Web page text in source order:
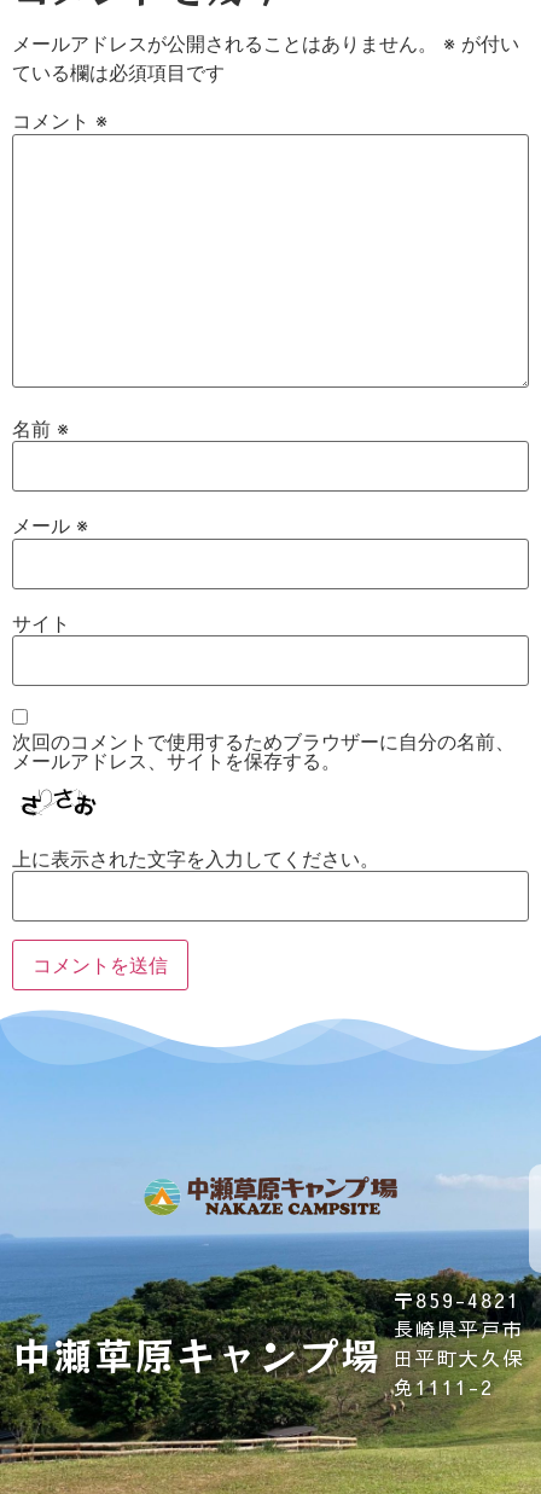
メールアドレスが公開されることはありません。 ※ が付い
ている欄は必須項目です
コメント ※
名前 ※
メール ※
サイト
次回のコメントで使用するためブラウザーに自分の名前、
メールアドレス、サイトを保存する。
上に表示された文字を入力してください。
ム
利
規
会
概
ン
ポ
リ
シ
ー
イ
バ
ー
リ
シ
ー
中瀬草原キャンプ場
〒859-4821
長崎県平戸市
田平町大久保
免1111-2